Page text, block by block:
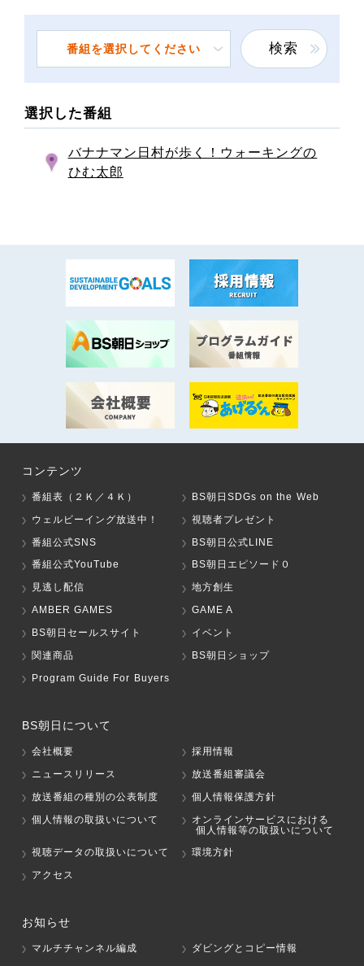
番組を選択してください 検索
選択した番組
バナナマン日村が歩く！ウォーキングの
ひむ太郎
コンテンツ
番組表（２Ｋ／４Ｋ）
BS朝日SDGs on the Web
ウェルビーイング放送中！
視聴者プレゼント
番組公式SNS
BS朝日公式LINE
番組公式YouTube
BS朝日エピソード０
見逃し配信
地方創生
AMBER GAMES
GAME A
BS朝日セールスサイト
イベント
関連商品
BS朝日ショップ
Program Guide For Buyers
BS朝日について
会社概要
採用情報
ニュースリリース
放送番組審議会
放送番組の種別の公表制度
個人情報保護方針
個人情報の取扱いについて
オンラインサービスにおける
個人情報等の取扱いについて
視聴データの取扱いについて
環境方針
アクセス
お知らせ
マルチチャンネル編成
ダビングとコピー情報